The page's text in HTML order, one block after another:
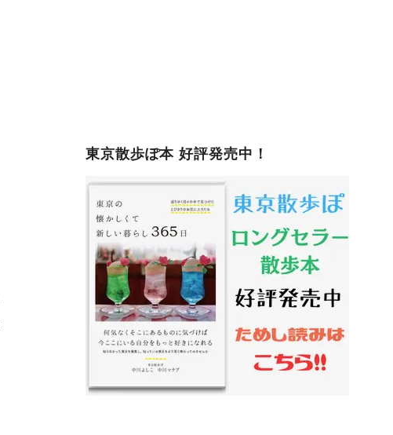
東京散歩ぽ本 好評発売中！